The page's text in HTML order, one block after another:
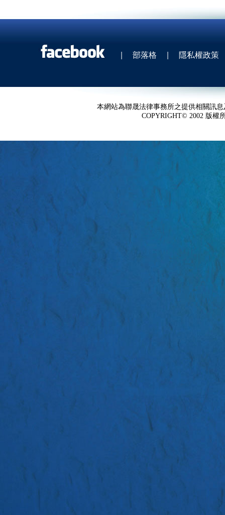
| 部落格 | 隱私權政策
本網站為聯晟法律事務所之提供相關訊
COPYRIGHT© 2002 版權